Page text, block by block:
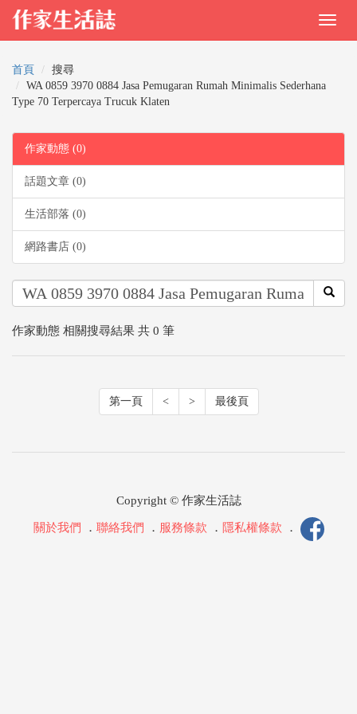
首頁
搜尋
WA 0859 3970 0884 Jasa Pemugaran Rumah Minimalis Sederhana
Type 70 Terpercaya Trucuk Klaten
作家動態 (0)
話題文章 (0)
生活部落 (0)
網路書店 (0)
作家動態 相關搜尋結果 共 0 筆
第一頁 < > 最後頁
Copyright © 作家生活誌
關於我們 ． 聯絡我們 ． 服務條款 ． 隱私權條款 ．